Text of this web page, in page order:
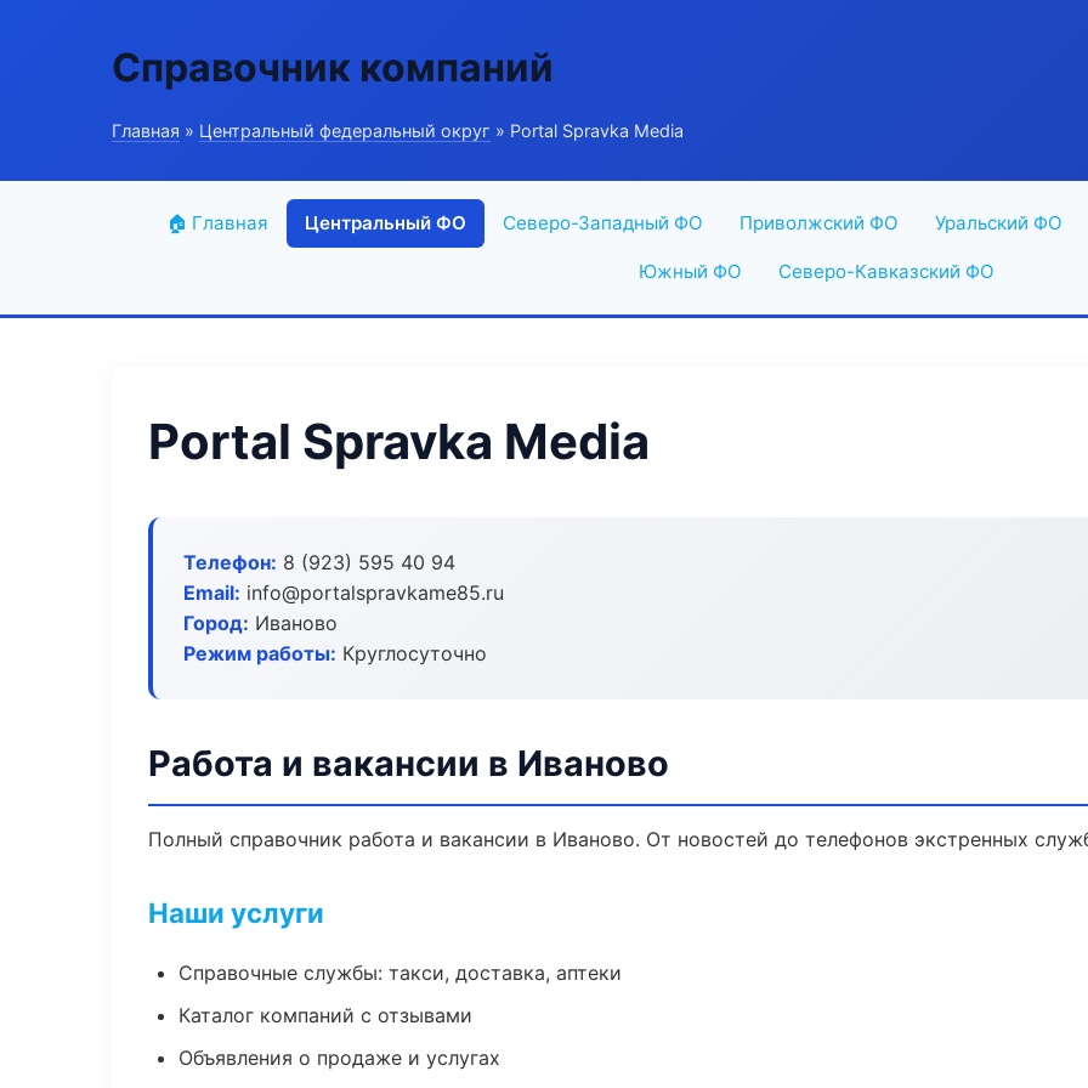
Справочник компаний
Главная » Центральный федеральный округ » Portal Spravka Media
🏠 Главная Центральный ФО Северо-Западный ФО Приволжский ФО Уральский ФО
Южный ФО Северо-Кавказский ФО
Portal Spravka Media
Телефон: 8 (923) 595 40 94
Email: info@portalspravkame85.ru
Город: Иваново
Режим работы: Круглосуточно
Работа и вакансии в Иваново
Полный справочник работа и вакансии в Иваново. От новостей до телефонов экстренных
Наши услуги
Справочные службы: такси, доставка, аптеки
Каталог компаний с отзывами
Объявления о продаже и услугах